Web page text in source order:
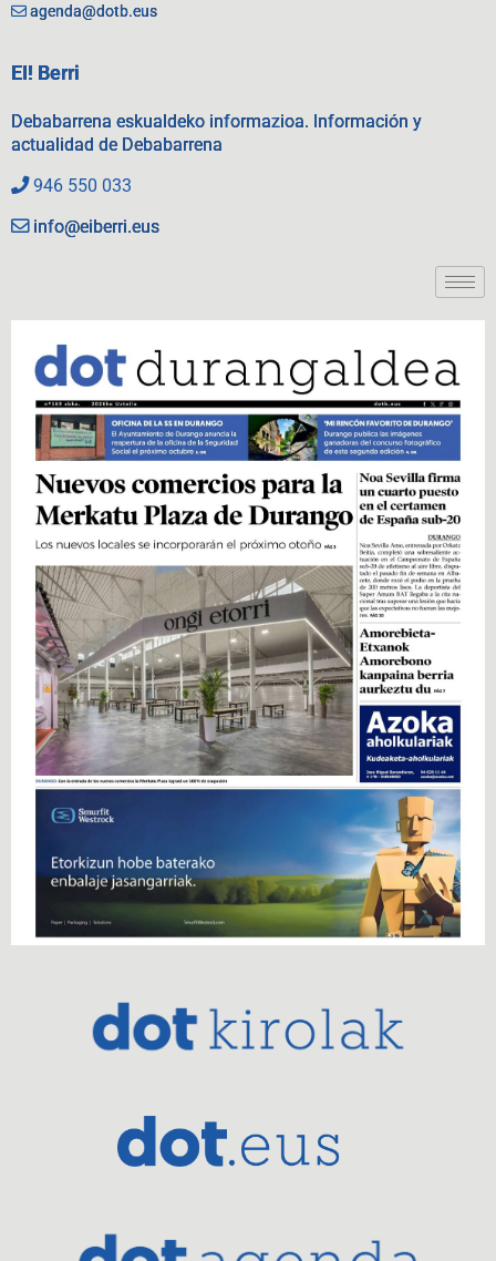
agenda@dotb.eus
EI! Berri
Debabarrena eskualdeko informazioa. Información y
actualidad de Debabarrena
946 550 033
info@eiberri.eus